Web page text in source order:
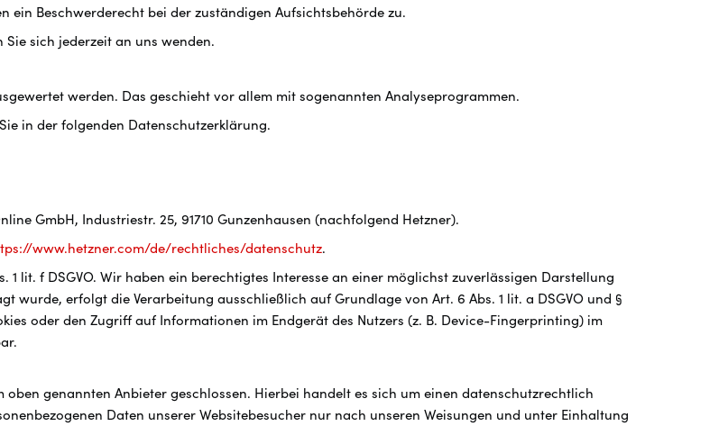
ein Beschwerderecht bei der zuständigen Aufsichtsbehörde zu.
sich jederzeit an uns wenden.
werden. Das geschieht vor allem mit sogenannten Analyseprogrammen.
in der folgenden Datenschutzerklärung.
GmbH, Industriestr. 25, 91710 Gunzenhausen (nachfolgend Hetzner).
www.hetzner.com/de/rechtliches/datenschutz.
lit. f DSGVO. Wir haben ein berechtigtes Interesse an einer möglichst zuverlässigen Darstellung
wurde, erfolgt die Verarbeitung ausschließlich auf Grundlage von Art. 6 Abs. 1 lit. a DSGVO und §
oder den Zugriff auf Informationen im Endgerät des Nutzers (z. B. Device-Fingerprinting) im
genannten Anbieter geschlossen. Hierbei handelt es sich um einen datenschutzrechtlich
Daten unserer Websitebesucher nur nach unseren Weisungen und unter Einhaltung